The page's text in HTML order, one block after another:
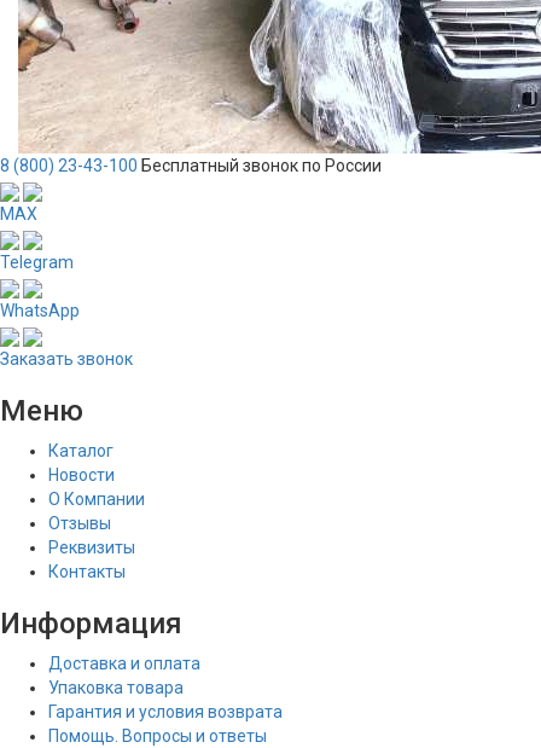
8 (800) 23-43-100 Бесплатный звонок по России
MAX
Telegram
WhatsApp
Заказать звонок
Меню
Каталог
Новости
О Компании
Отзывы
Реквизиты
Контакты
Информация
Доставка и оплата
Упаковка товара
Гарантия и условия возврата
Помощь. Вопросы и ответы